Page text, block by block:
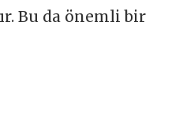
Bu da önemli bir